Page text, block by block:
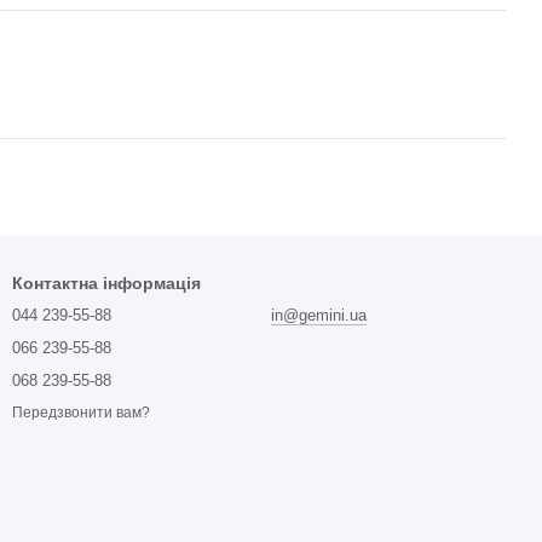
Контактна інформація
044 239-55-88
066 239-55-88
068 239-55-88
Передзвонити вам?
in@gemini.ua